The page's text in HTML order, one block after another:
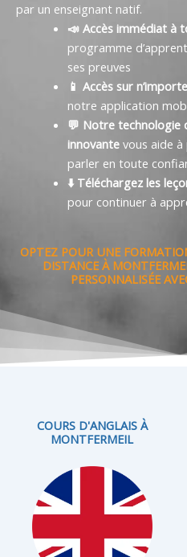
par un enseignant natif.
📣 Accès immédiat à
programme
ses preuves
📱 Accès sur
notre application
💬 Notre technologie
innovantevous aide
parler en toute
⬇️ Téléchargez les
pour continuer à
OPTEZ POUR UNE
DISTANCE À
PERSONNALISÉE
COURS D'ANGLAIS À
MONTFERMEIL